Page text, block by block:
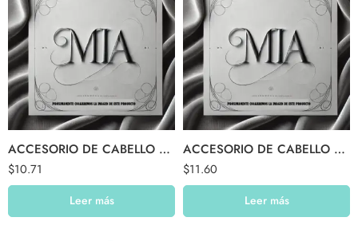
ACCESORIO DE CABELLO $11.99
$10.71
Leer más
ACCESORIO DE CABELLO $12.99
$11.60
Leer más